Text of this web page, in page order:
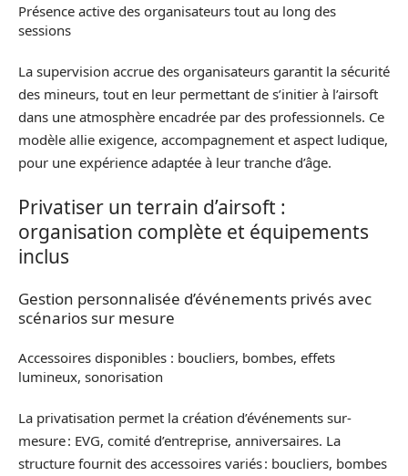
Présence active des organisateurs tout au long des
sessions
La supervision accrue des organisateurs garantit la sécurité
des mineurs, tout en leur permettant de s’initier à l’airsoft
dans une atmosphère encadrée par des professionnels. Ce
modèle allie exigence, accompagnement et aspect ludique,
pour une expérience adaptée à leur tranche d’âge.
Privatiser un terrain d’airsoft :
organisation complète et équipements
inclus
Gestion personnalisée d’événements privés avec
scénarios sur mesure
Accessoires disponibles : boucliers, bombes, effets
lumineux, sonorisation
La privatisation permet la création d’événements sur-
mesure : EVG, comité d’entreprise, anniversaires. La
structure fournit des accessoires variés : boucliers, bombes